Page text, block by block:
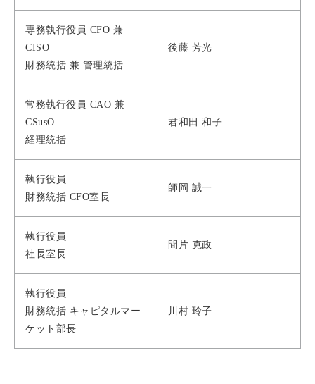
専務執行役員 CFO 兼
CISO
財務統括 兼 管理統括
後藤 芳光
常務執行役員 CAO 兼
CSusO
経理統括
君和田 和子
執行役員
財務統括 CFO室長
師岡 誠一
執行役員
社長室長
間片 克政
執行役員
財務統括 キャピタルマー
ケット部長
川村 玲子